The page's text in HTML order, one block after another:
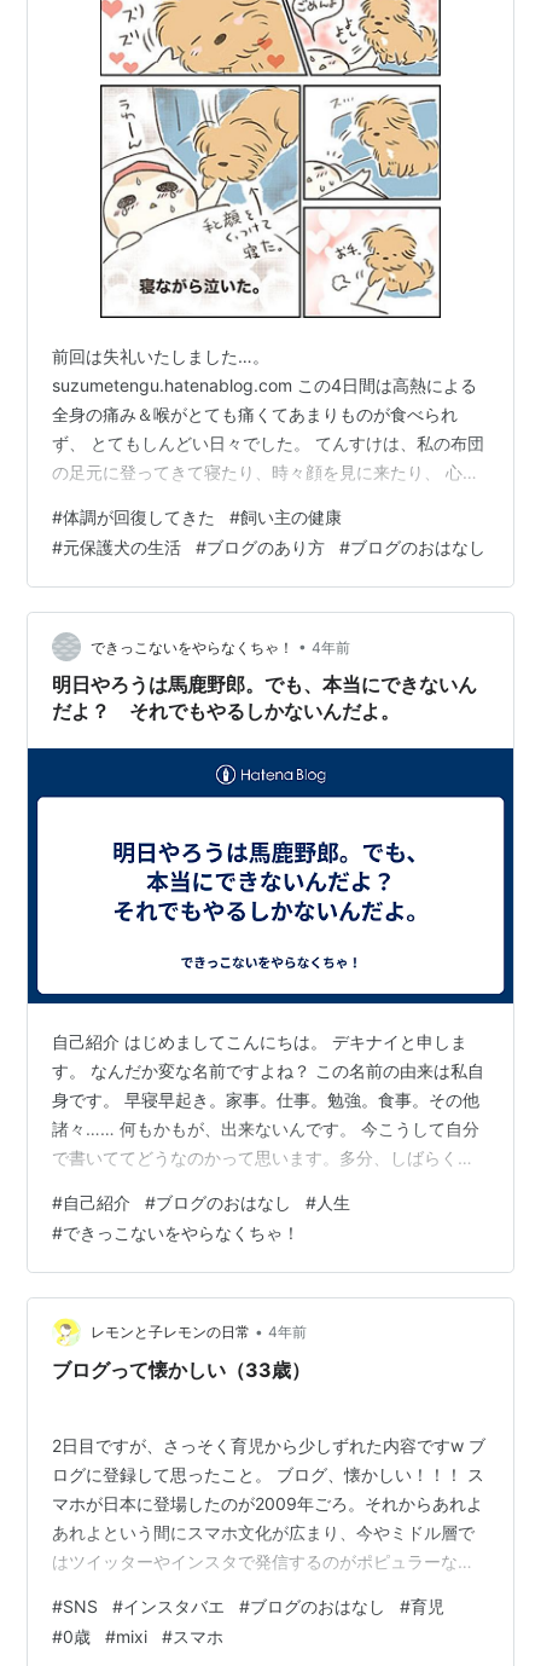
前回は失礼いたしました…。
suzumetengu.hatenablog.com この4日間は高熱による
全身の痛み＆喉がとても痛くてあまりものが食べられ
ず、 とてもしんどい日々でした。 てんすけは、私の布団
の足元に登ってきて寝たり、時々顔を見に来たり、 心配
てきて 布団の端っこをカリカリするので、かまってほし
いのかなと思って よしよしとなでてあげたら、その手の
ひらに顔をスリスリして甘えてくるのです。 それが可愛
くて嬉しかったんですが、さらにふと顔を上げたと思う
と 前足をてん、と乗せて来てそこに顎も乗せてスリ…。
そのまま私の手と握手した状態で顔…
#体調が回復してきた #飼い主の健康
#元保護犬の生活 #ブログのあり方 #ブログのおはなし
できっこないをやらなくちゃ！ • 4年前
明日やろうは馬鹿野郎。でも、本当にできないん
だよ？ それでもやるしかないんだよ。
自己紹介 はじめましてこんにちは。 デキナイと申しま
す。 なんだか変な名前ですよね？ この名前の由来は私自
身です。 早寝早起き。家事。仕事。勉強。食事。その他
諸々…… 何もかもが、出来ないんです。 今こうして自分
で書いててどうなのかって思います。多分、しばらくし
なのでどうしようもありません。 ちなみに出来ないって
いうのは、一般的な平均を指標にしています。 人それぞ
れに個性もあります。向き不向きは必ず存在することで
しょう。 それでいうと私は、ほぼ平均以下。なんなら底
辺の方といってもいいくらいです。 ここまで読まれた方
は、もしかすると不快な思いを…
#自己紹介 #ブログのおはなし #人生
#できっこないをやらなくちゃ！
レモンと子レモンの日常 • 4年前
ブログって懐かしい（33歳）
2日目ですが、さっそく育児から少しずれた内容ですw ブ
ログに登録して思ったこと。 ブログ、懐かしい！！！ ス
マホが日本に登場したのが2009年ごろ。それからあれよ
あれよという間にスマホ文化が広まり、今やミドル層で
はツイッターやインスタで発信するのがポピュラーなイ
人気その間の世代がミドルっていうわたしの勝手なイメ
ージ わたしもツイッター、インスタ共にやっています
#SNS #インスタバエ #ブログのおはなし #育児
#0歳 #mixi #スマホ